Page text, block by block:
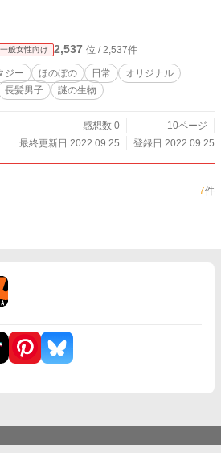
一般女性向け 2,537 位 / 2,537件
ジー ほのぼの 日常
オリジナル
長髪男子 謎の生物
感想数 0
10ページ
最終更新日 2022.09.25
登録日 2022.09.25
7件